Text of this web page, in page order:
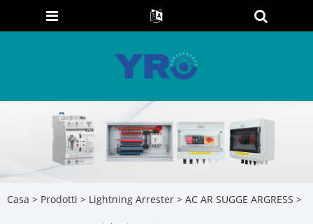
Casa > Prodotti > Lightning Arrester > AC AR SUGGE ARGRESS >